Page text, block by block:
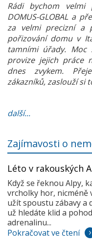
Rádi bychom velmi
DOMUS-GLOBAL a
za velmi precizní a
pořizování domu v
tamními úřady. Moc
provize jejich práce
dnes zvykem.
zákazníků, zaslouží si
další...
Zajímavosti o
Léto v rakouských
Když se řeknou Alpy,
vrcholky hor, nicméně
užít spoustu zábavy a
už hledáte klid a
adrenalinu...
Pokračovat ve čtení